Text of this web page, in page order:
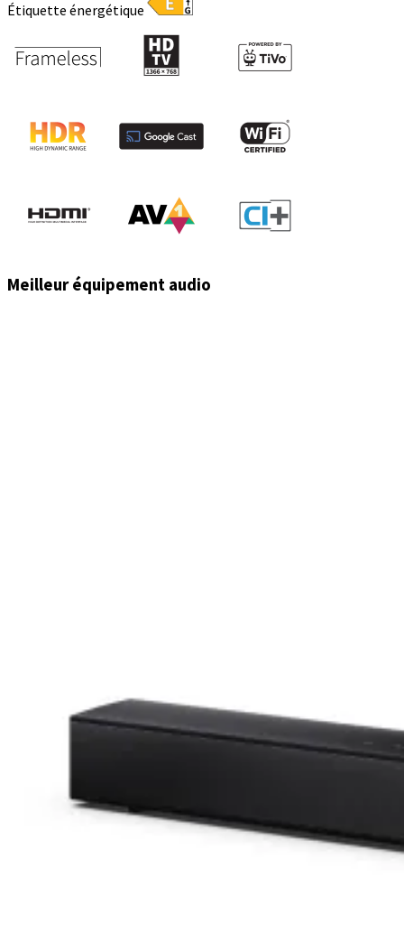
Étiquette énergétique
Meilleur équipement audio